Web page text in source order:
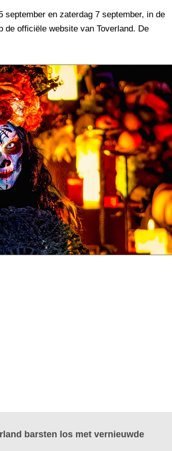
september en zaterdag 7 september, in de
de officiële website van Toverland. De
barsten los met vernieuwde